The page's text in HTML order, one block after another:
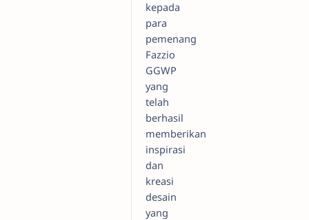
kepada
para
pemenang
Fazzio
GGWP
yang
telah
berhasil
memberikan
inspirasi
dan
kreasi
desain
yang